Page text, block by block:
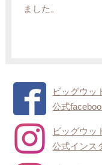
ました。
ビッグウ
公式
ビッグウ
公式インス